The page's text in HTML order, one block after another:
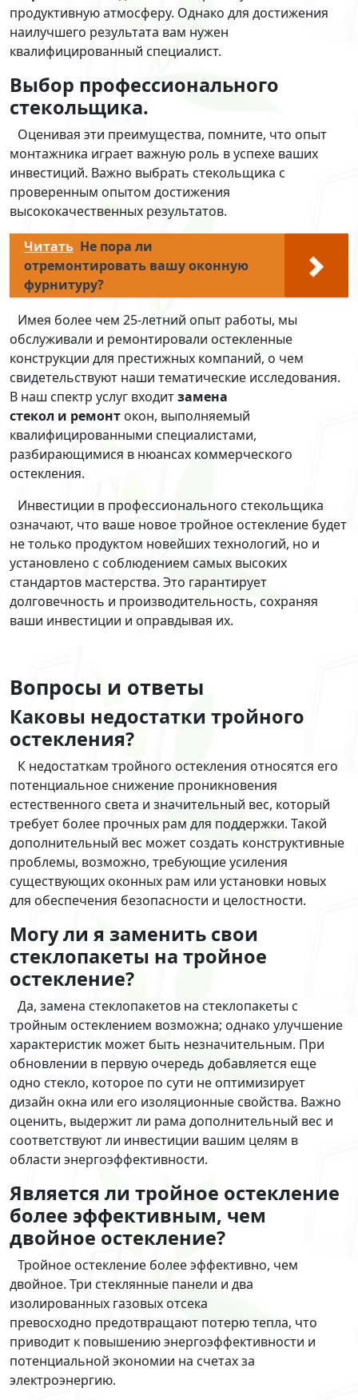
продуктивную атмосферу. Однако для достижения
наилучшего результата вам нужен
квалифицированный специалист.
Выбор профессионального
стекольщика.
Оценивая эти преимущества, помните, что опыт
монтажника играет важную роль в успехе ваших
инвестиций. Важно выбрать стекольщика с
проверенным опытом достижения
высококачественных результатов.
Читать Не пора ли
отремонтировать вашу оконную
фурнитуру?
Имея более чем 25-летний опыт работы, мы
обслуживали и ремонтировали остекленные
конструкции для престижных компаний, о чем
свидетельствуют наши тематические исследования.
В наш спектр услуг входитзамена
стекол и ремонт окон, выполняемый
квалифицированными специалистами,
разбирающимися в нюансах коммерческого
остекления.
Инвестиции в профессионального стекольщика
означают, что ваше новое тройное остекление будет
не только продуктом новейших технологий, но и
установлено с соблюдением самых высоких
стандартов мастерства. Это гарантирует
долговечность и производительность, сохраняя
ваши инвестиции и оправдывая их.
Вопросы и ответы
Каковы недостатки тройного
остекления?
К недостаткам тройного остекления относятся его
потенциальное снижение проникновения
естественного света и значительный вес, который
требует более прочных рам для поддержки. Такой
дополнительный вес может создать конструктивные
проблемы, возможно, требующие усиления
существующих оконных рам или установки новых
для обеспечения безопасности и целостности.
Могу ли я заменить свои
стеклопакеты на тройное
остекление?
Да, замена стеклопакетов на стеклопакеты с
тройным остеклением возможна; однако улучшение
характеристик может быть незначительным. При
обновлении в первую очередь добавляется еще
одно стекло, которое по сути не оптимизирует
дизайн окна или его изоляционные свойства. Важно
оценить, выдержит ли рама дополнительный вес и
соответствуют ли инвестиции вашим целям в
области энергоэффективности.
Является ли тройное остекление
более эффективным, чем
двойное остекление?
Тройное остекление более эффективно, чем
двойное. Три стеклянные панели и два
изолированных газовых отсека
превосходно предотвращают потерю тепла, что
приводит к повышению энергоэффективности и
потенциальной экономии на счетах за
электроэнергию.